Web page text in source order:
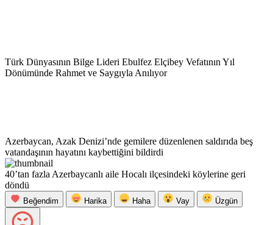
Türk Dünyasının Bilge Lideri Ebulfez Elçibey Vefatının Yıl
Dönümünde Rahmet ve Saygıyla Anılıyor
Azerbaycan, Azak Denizi’nde gemilere düzenlenen saldırıda beş
vatandaşının hayatını kaybettiğini bildirdi
40’tan fazla Azerbaycanlı aile Hocalı ilçesindeki köylerine geri
döndü
Beğendim Harika Haha Vay Üzgün